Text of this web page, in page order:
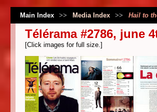
Main Index >> Media Index >> Hail to
Télérama #2786, june
[Click images for full size.]